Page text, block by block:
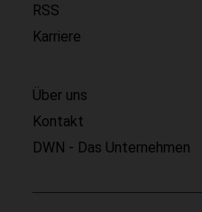
RSS
Karriere
Über uns
Kontakt
DWN - Das Unternehmen